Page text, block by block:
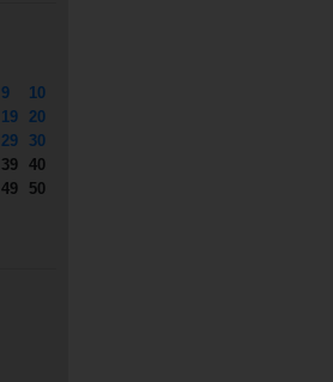
9
10
19
20
29
30
39 40
49
50